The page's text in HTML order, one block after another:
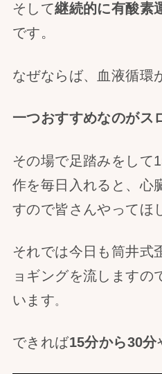
そして継続的に有酸素
です。
なぜならば、血液循環
一つおすすめなのがス
その場で足踏みをして
作を毎日入れると、心
すので皆さんやってほ
それでは今日も筒井式
ョギングを流しますの
います。
できれば15分から30分